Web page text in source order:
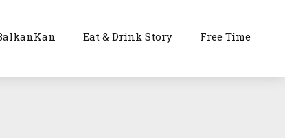
Eat & Drink Story Free Time